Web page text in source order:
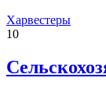
Харвестеры
10